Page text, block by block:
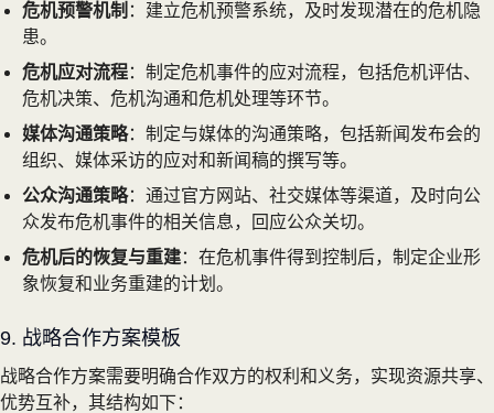
危机预警机制 ：建立危机预警系统，及时发现潜在的危机隐
患。
危机应对流程：制定危机事件的应对流程，包括危机评估、
危机决策、危机沟通和危机处理等环节。
媒体沟通策略：制定与媒体的沟通策略，包括新闻发布会的
组织、媒体采访的应对和新闻稿的撰写等。
公众沟通策略：通过官方网站、社交媒体等渠道，及时向公
众发布危机事件的相关信息，回应公众关切。
危机后的恢复与重建：在危机事件得到控制后，制定企业形
象恢复和业务重建的计划。
9. 战略合作方案模板
战略合作方案需要明确合作双方的权利和义务，实现资源共享、
优势互补，其结构如下：